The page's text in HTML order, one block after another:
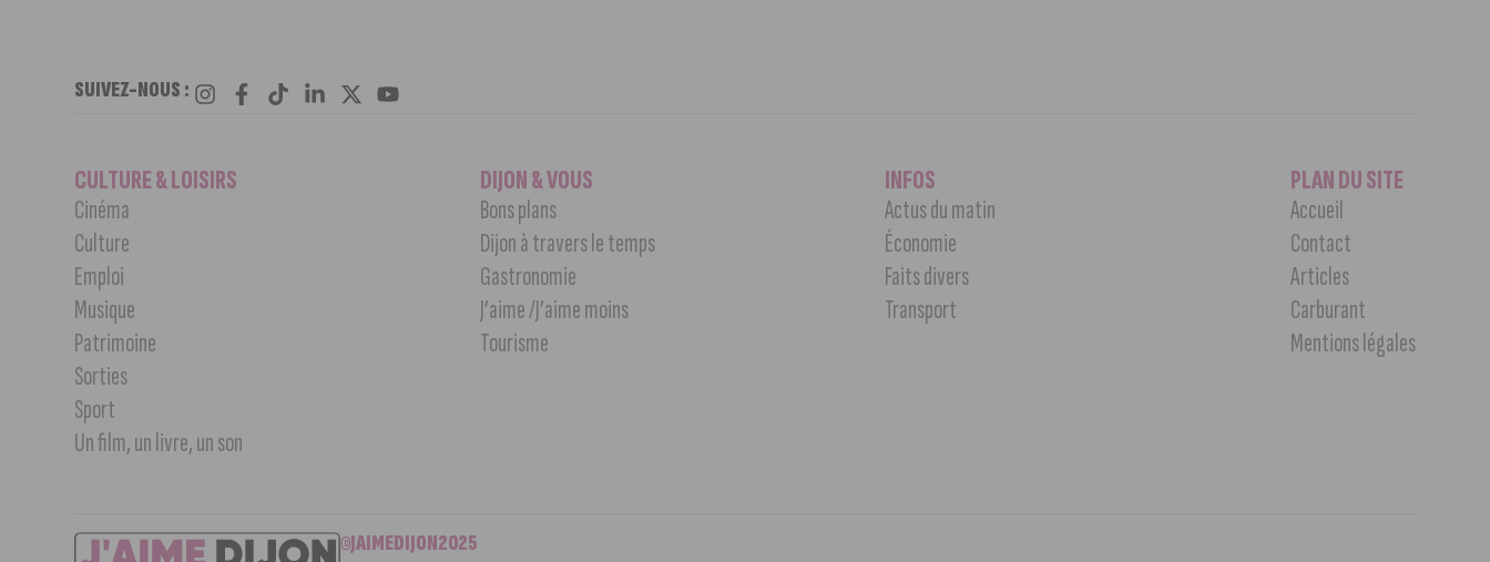
SUIVEZ-NOUS :
CULTURE & LOISIRS
Cinéma
Culture
Emploi
Musique
Patrimoine
Sorties
Sport
Un film, un livre, un son
DIJON & VOUS
Bons plans
Dijon à travers le temps
Gastronomie
J’aime /J’aime moins
Tourisme
INFOS
Actus du matin
Économie
Faits divers
Transport
PLAN DU SITE
Accueil
Contact
Articles
Carburant
Mentions légales
©JAIMEDIJON2025